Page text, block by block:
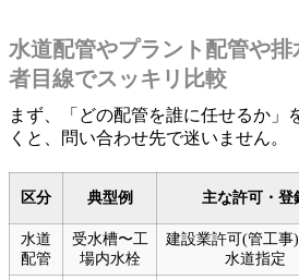
水道配管やプラント配管や
者目線でスッキリ比較
まず、「どの配管を誰に任せるか」
くと、問い合わせ先で迷いません。
区分 典型例 主な許可・登
水道
配管
受水槽〜工
場内水栓
建設業許可(管工事
水道指定